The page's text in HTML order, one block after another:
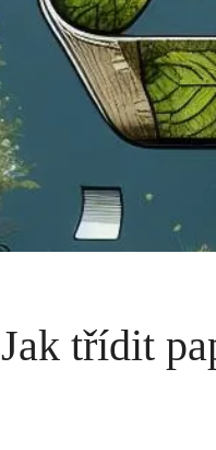
Jak třídit